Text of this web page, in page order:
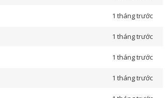
1 tháng trước
1 tháng trước
1 tháng trước
1 tháng trước